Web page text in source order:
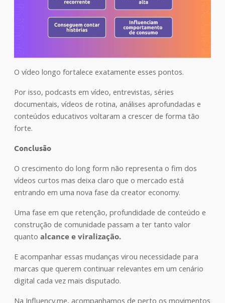
O vídeo longo fortalece exatamente esses pontos.
Por isso, podcasts em vídeo, entrevistas, séries
documentais, vídeos de rotina, análises aprofundadas e
conteúdos educativos voltaram a crescer de forma tão
forte.
Conclusão
O crescimento do long form não representa o fim dos
vídeos curtos mas deixa claro que o mercado está
entrando em uma nova fase da creator economy.
Uma fase em que retenção, profundidade de conteúdo e
construção de comunidade passam a ter tanto valor
quanto alcance e viralização.
E acompanhar essas mudanças virou necessidade para
marcas que querem continuar relevantes em um cenário
digital cada vez mais disputado.
Na Influency.me, acompanhamos de perto os movimentos